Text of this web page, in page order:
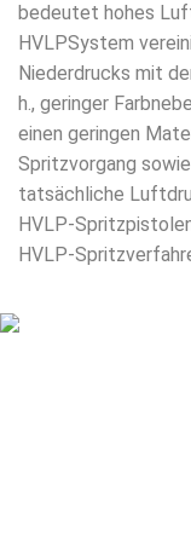
bedeutet hohes
HVLPSystem
Niederdrucks mit
h., geringer
einen geringen
Spritzvorgang
tatsächliche
HVLP-
HVLP-